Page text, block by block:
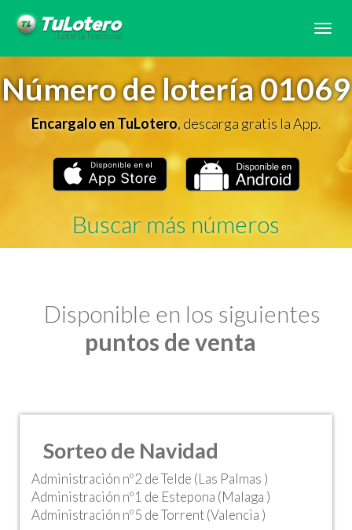
Número de lotería 01069
Encargalo en TuLotero, descarga gratis la App.
Buscar más números
Disponible en los siguientes
puntos de venta
Sorteo de Navidad
Administración nº2 de Telde (Las Palmas )
Administración nº1 de Estepona (Malaga )
Administración nº5 de Torrent (Valencia )